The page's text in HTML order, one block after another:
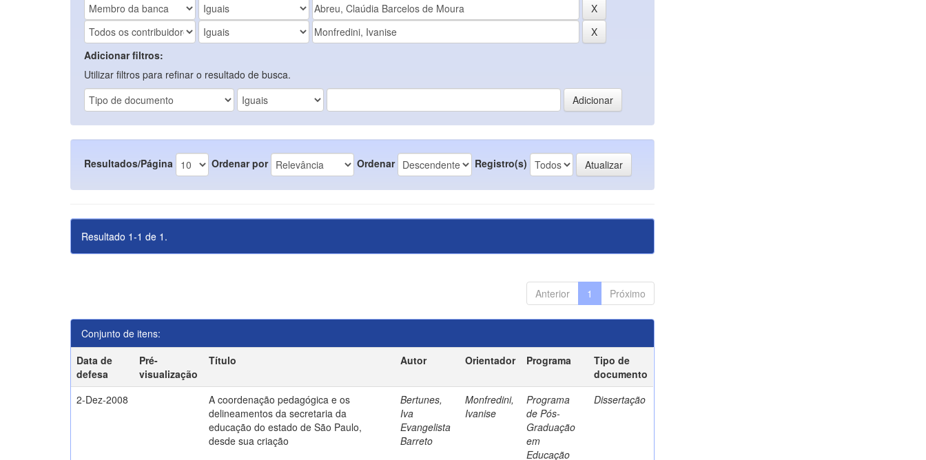
Adicionar filtros:
Utilizar filtros para refinar o resultado de busca.
Resultados/Página Ordenar por Ordenar Registro(s)
Resultado 1-1 de 1.
Anterior 1 Próximo
Conjunto de itens:
Data de
defesa
Pré-
visualização
Título Autor Orientador Programa
Tipo de
documento
2-Dez-2008
A coordenação pedagógica e os
delineamentos da secretaria da
educação do estado de São Paulo,
desde sua criação
Bertunes,
Iva
Evangelista
Barreto
Monfredini,
Ivanise
Programa
de Pós-
Graduação
em
Educação
Dissertação